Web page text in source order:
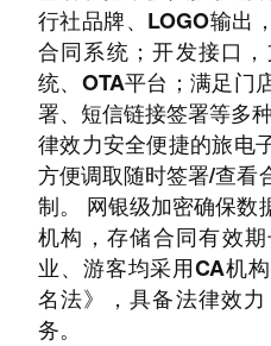
行社品牌、LOGO输出
合同系统；开发接口
统、OTA平台；满足门
署、短信链接签署等多
律效力安全便捷的旅电
方便调取随时签署/查看
制。 网银级加密确保数
机构，存储合同有效
业、游客均采用CA机
名法》，具备法律效
务。